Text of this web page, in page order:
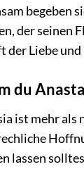
begeben
der seinen
der Liebe
du
ist mehr als
lassen